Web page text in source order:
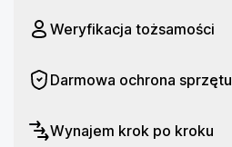
Przekątna ekranu: 23.5"
Procesor: Apple M4
Liczba rdzeni: 10
Weryfikacja tożsamości
Darmowa ochrona sprzętu
Wynajem krok po kroku